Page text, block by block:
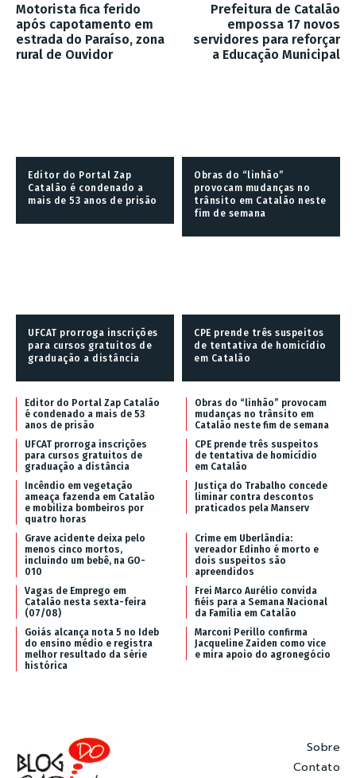
Motorista fica ferido
após capotamento em
estrada do Paraíso, zona
rural de Ouvidor
Prefeitura de Catalão
empossa 17 novos
servidores para reforçar
a Educação Municipal
Editor do Portal Zap
Catalão é condenado a
mais de 53 anos de prisão
Obras do “linhão”
provocam mudanças no
trânsito em Catalão neste
fim de semana
UFCAT prorroga inscrições
para cursos gratuitos de
graduação a distância
CPE prende três suspeitos
de tentativa de homicídio
em Catalão
Editor do Portal Zap Catalão
é condenado a mais de 53
anos de prisão
Obras do “linhão” provocam
mudanças no trânsito em
Catalão neste fim de semana
UFCAT prorroga inscrições
para cursos gratuitos de
graduação a distância
CPE prende três suspeitos
de tentativa de homicídio
em Catalão
Incêndio em vegetação
ameaça fazenda em Catalão
e mobiliza bombeiros por
quatro horas
Justiça do Trabalho concede
liminar contra descontos
praticados pela Manserv
Grave acidente deixa pelo
menos cinco mortos,
incluindo um bebê, na GO-
010
Crime em Uberlândia:
vereador Edinho é morto e
dois suspeitos são
apreendidos
Vagas de Emprego em
Catalão nesta sexta-feira
(07/08)
Frei Marco Aurélio convida
fiéis para a Semana Nacional
da Família em Catalão
Goiás alcança nota 5 no Ideb
do ensino médio e registra
melhor resultado da série
histórica
Marconi Perillo confirma
Jacqueline Zaiden como vice
e mira apoio do agronegócio
Sobre
Contato